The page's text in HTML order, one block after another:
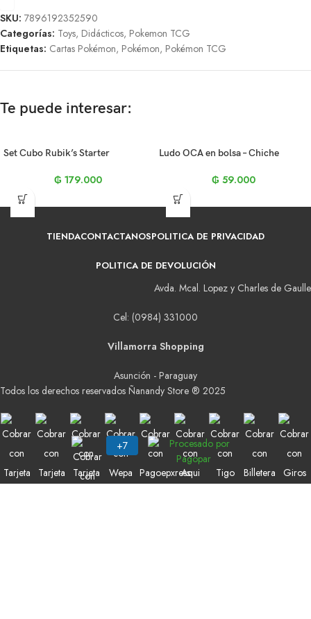
SKU: 7896192352590
Categorías: Toys, Didácticos, Pokemon TCG
Etiquetas: Cartas Pokémon, Pokémon, Pokémon TCG
Te puede interesar:
Set Cubo Rubik’s Starter
₲ 179.000
Ludo OCA en bolsa – Chiche
₲ 59.000
TIENDACONTACTANOSPOLITICA DE PRIVACIDAD
POLITICA DE DEVOLUCIÓN
Avda. Mcal. Lopez y Charles de Gaulle
Cel: (0984) 331000
Villamorra Shopping
Asunción - Paraguay
Todos los derechos reservados Ñanandy Store ® 2025
Buscar